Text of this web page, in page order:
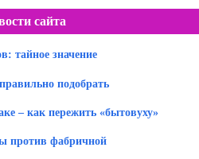
сайта
тайное значение
подобрать
– как пережить «бытовуху»
против фабричной